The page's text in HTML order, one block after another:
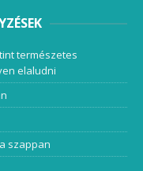
természetes
elaludni
szappan